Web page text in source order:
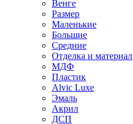
Венге
Размер
Маленькие
Большие
Средние
Отделка и материал
МДФ
Пластик
Alvic Luxe
Эмаль
Акрил
ДСП